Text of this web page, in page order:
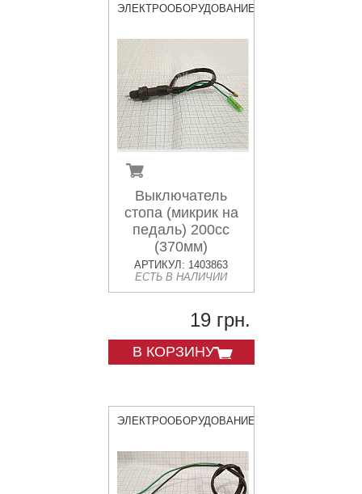
ЭЛЕКТРООБОРУДОВАНИЕ
Выключатель
стопа (микрик на
педаль) 200сс
(370мм)
АРТИКУЛ: 1403863
ЕСТЬ В НАЛИЧИИ
19 грн.
В КОРЗИНУ
ЭЛЕКТРООБОРУДОВАНИЕ